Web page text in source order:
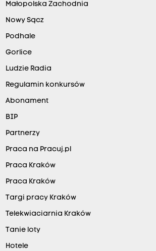
Małopolska Zachodnia
Nowy Sącz
Podhale
Gorlice
Ludzie Radia
Regulamin konkursów
Abonament
BIP
Partnerzy
Praca na Pracuj.pl
Praca Kraków
Praca Kraków
Targi pracy Kraków
Telekwiaciarnia Kraków
Tanie loty
Hotele